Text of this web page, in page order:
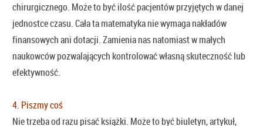
chirurgicznego. Może to być ilość pacjentów przyjętych w danej
jednostce czasu. Cała ta matematyka nie wymaga nakładów
finansowych ani dotacji. Zamienia nas natomiast w małych
naukowców pozwalających kontrolować własną skuteczność lub
efektywność.
4. Piszmy coś
Nie trzeba od razu pisać książki. Może to być biuletyn, artykuł,